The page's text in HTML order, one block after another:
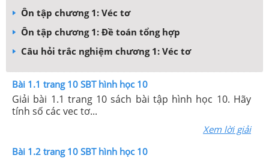
Ôn tập chương 1: Véc tơ
Ôn tập chương 1: Đề toán tổng hợp
Câu hỏi trắc nghiệm chương 1: Véc tơ
Bài 1.1 trang 10 SBT hình học 10
Giải bài 1.1 trang 10 sách bài tập hình học 10. Hãy
tính số các vec tơ...
Xem lời giải
Bài 1.2 trang 10 SBT hình học 10